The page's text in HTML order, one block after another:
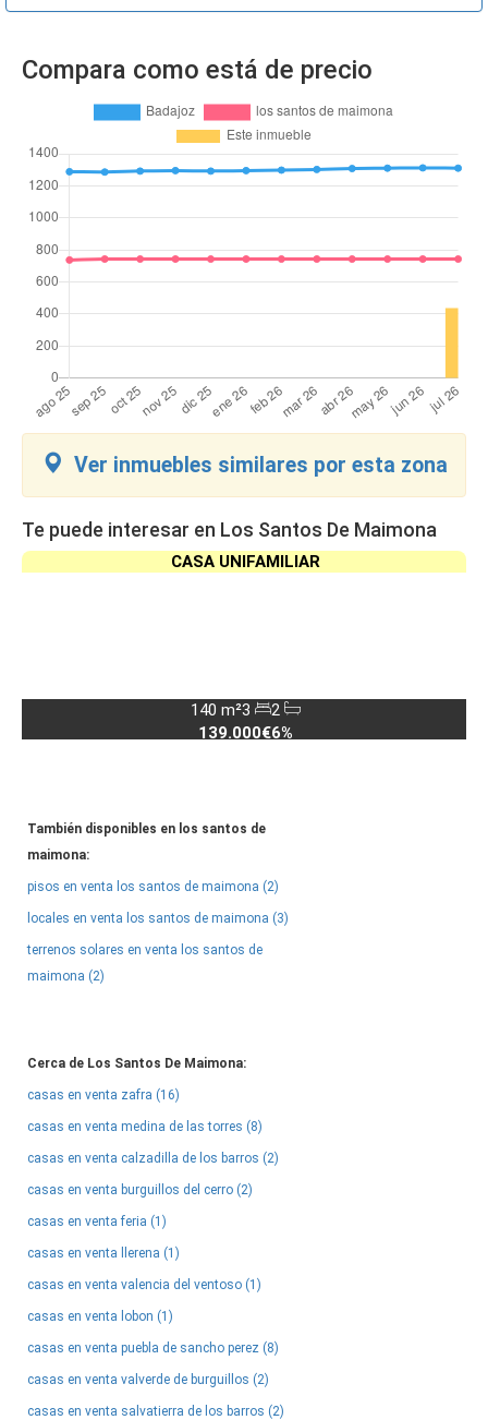
Compara como está de precio
Ver inmuebles similares por esta zona
Te puede interesar en Los Santos De Maimona
CASA UNIFAMILIAR
140 m²3
2
139.000€6%
También disponibles en los santos de
maimona:
pisos en venta los santos de maimona (2)
locales en venta los santos de maimona (3)
terrenos solares en venta los santos de
maimona (2)
Cerca de Los Santos De Maimona:
casas en venta zafra (16)
casas en venta medina de las torres (8)
casas en venta calzadilla de los barros (2)
casas en venta burguillos del cerro (2)
casas en venta feria (1)
casas en venta llerena (1)
casas en venta valencia del ventoso (1)
casas en venta lobon (1)
casas en venta puebla de sancho perez (8)
casas en venta valverde de burguillos (2)
casas en venta salvatierra de los barros (2)